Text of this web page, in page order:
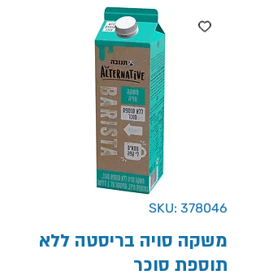
SKU: 378046
משקה סויה בריסטה ללא
תוספת סוכר